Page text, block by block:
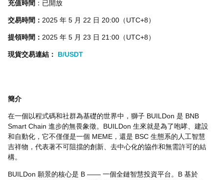
充值時間 ：已開放
交易時間： 2025 年 5 月 22 日 20:00（UTC+8）
提領時間： 2025 年 5 月 23 日 21:00（UTC+8）
現貨交易連結： B/USDT
簡介
在一個以程式碼和社群為基礎的世界中，獅子 BUILDon 是 BNB
Smart Chain 進步的無畏象徵。BUILDon 生來就是為了咆哮、建設
和自動化，它不僅僅是一個 MEME，還是 BSC 生態系的人工智慧
吉祥物，代表著不可阻擋的創新、去中心化的協作和無需許可的結
構。
BUILDon 願景的核心是 B —— 一個全鏈智慧投資平台。B 基於